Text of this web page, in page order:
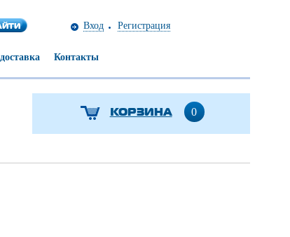
Вход Регистрация
Контакты
КОРЗИНА 0